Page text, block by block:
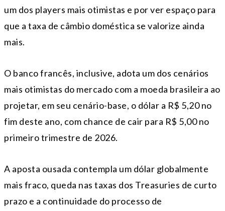
um dos players mais otimistas e por ver espaço para
que a taxa de câmbio doméstica se valorize ainda
mais.
O banco francês, inclusive, adota um dos cenários
mais otimistas do mercado com a moeda brasileira ao
projetar, em seu cenário-base, o dólar a R$ 5,20 no
fim deste ano, com chance de cair para R$ 5,00 no
primeiro trimestre de 2026.
A aposta ousada contempla um dólar globalmente
mais fraco, queda nas taxas dos Treasuries de curto
prazo e a continuidade do processo de